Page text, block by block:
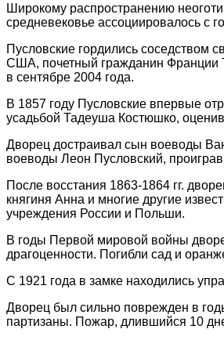
Широкому распространению
средневековье ассоциировалось с
Пусловские гордились соседством
США, почетный гражданин Франции
в сентябре 2004 года.
В 1857 году Пусловские впервые
усадьбой Тадеуша Костюшко,
Дворец достраивал сын воеводы
воеводы Леон Пусловский,
После восстания 1863-1864 гг.
княгиня Анна и многие другие
учреждения России и Польши.
В годы Первой мировой войны
драгоценности. Погибли сад и
С 1921 года в замке находились
Дворец был сильно поврежден в
партизаны. Пожар, длившийся 10